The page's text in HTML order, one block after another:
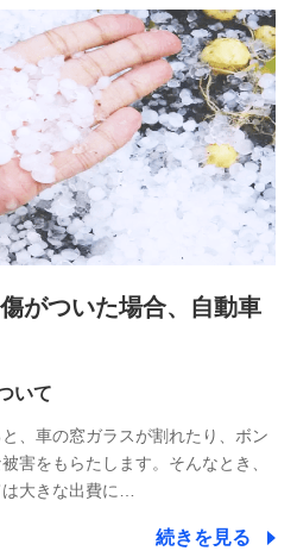
のため、またそれらに付帯、関
サービスを案内、提供するため
社と取引があり、取得した個人
社の商品・サービスをご提案す
ことがあります。）
理等付帯業務を行うため
取得した個人情報
のため
理等付帯業務を行うため
した個人情報
と取引のあるもしくは委託を受
の保険その他に関する情報を提
奨するため
の実施のため
理等付帯業務を行うため
情報
がついた場合、自動車
いて
、車の窓ガラスが割れたり、ボン
害をもらたします。そんなとき、
大きな出費に…
続きを見る